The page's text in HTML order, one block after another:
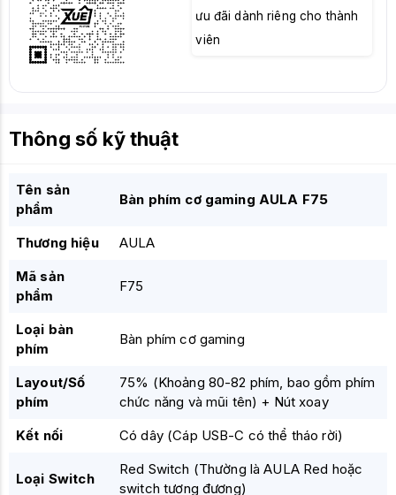
ưu đãi dành riêng cho thành
viên
Thông số kỹ thuật
Tên sản
phẩm
Bàn phím cơ gaming AULA F75
Thương hiệu
AULA
Mã sản
phẩm
F75
Loại bàn
phím
Bàn phím cơ gaming
Layout/Số
phím
75% (Khoảng 80-82 phím, bao gồm phím
chức năng và mũi tên) + Nút xoay
Kết nối
Có dây (Cáp USB-C có thể tháo rời)
Loại Switch
Red Switch (Thường là AULA Red hoặc
switch tương đương)